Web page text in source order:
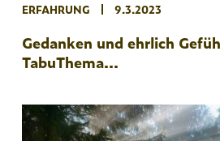
ERFAHRUNG 9.3.2023
Gedanken und ehrlich
TabuThema...